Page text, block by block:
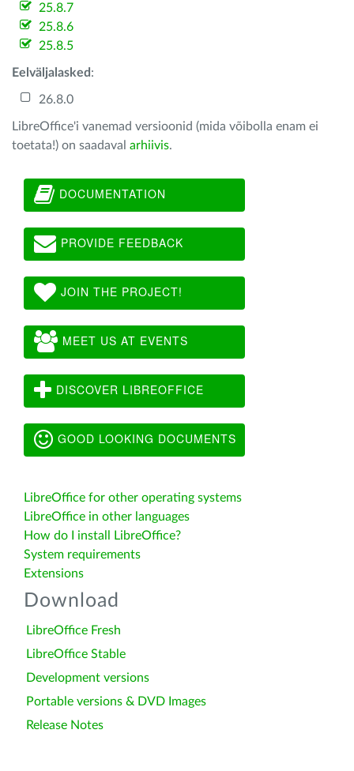
25.8.7
25.8.6
25.8.5
Eelväljalasked :
26.8.0
LibreOffice'i vanemad versioonid (mida võibolla enam ei
toetata!) on saadaval arhiivis.
DOCUMENTATION
PROVIDE FEEDBACK
JOIN THE PROJECT!
MEET US AT EVENTS
DISCOVER LIBREOFFICE
GOOD LOOKING DOCUMENTS
LibreOffice for other operating systems
LibreOffice in other languages
How do I install LibreOffice?
System requirements
Extensions
Download
LibreOffice Fresh
LibreOffice Stable
Development versions
Portable versions & DVD Images
Release Notes